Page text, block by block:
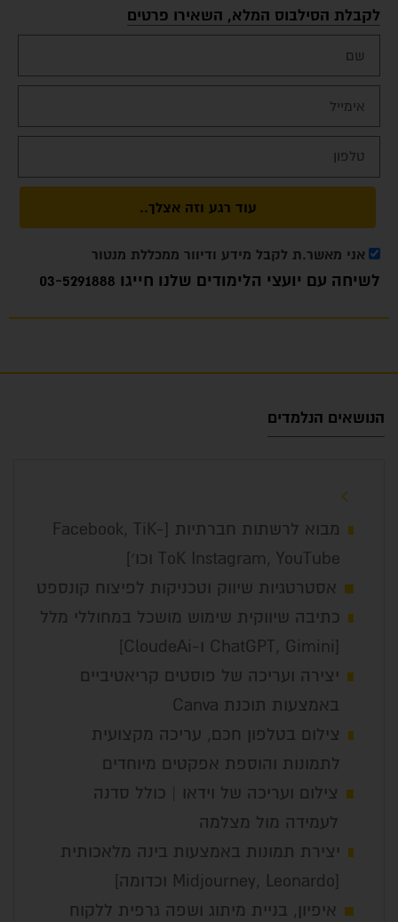
לקבלת הסילבוס המלא, השאירו פרטים
אני מאשר.ת לקבל מידע ודיוור ממכללת מנטור
עוד רגע וזה אצלך..
לשיחה עם יועצי הלימודים שלנו חייגו 03-5291888
הנושאים הנלמדים
מבוא לרשתות חברתיות [Facebook, TiK-
ToK Instagram, YouTube וכו׳]
אסטרטגיות שיווק וטכניקות לפיצוח קונספט
כתיבה שיווקית שימוש מושכל במחוללי מלל
[ChatGPT, Gimini ו-CloudeAi]
יצירה ועריכה של פוסטים קריאטיביים
באמצעות תוכנת Canva
צילום בטלפון חכם, עריכה מקצועית
לתמונות והוספת אפקטים מיוחדים
צילום ועריכה של וידאו | כולל סדנה
לעמידה מול מצלמה
יצירת תמונות באמצעות בינה מלאכותית
[Midjourney, Leonardo וכדומה]
איפיון, בניית מיתוג ושפה גרפית ללקוח